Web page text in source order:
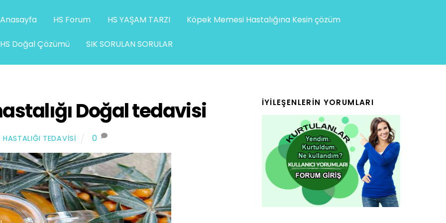
Anasayfa HS Forum HS YAŞAM TARZI Köpek Memesi Hastalığına Kesin çözüm
HS Doğal Çözümü SIK SORULAN SORULAR
Doğal tedavisi
HASTALIĞI TEDAVISI 0
İYILEŞENLERIN YORUMLARI